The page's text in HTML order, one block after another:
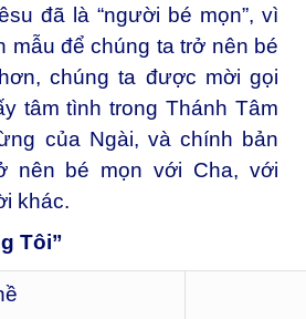
đã là “người bé mọn”, vì
mẫu để chúng ta trở nên bé
chúng ta được mời gọi
tâm tình trong Thánh Tâm
của Ngài, và chính bản
nên bé mọn với Cha, với
khác.
Tôi”